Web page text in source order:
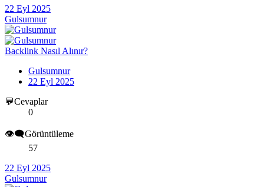
22 Eyl 2025
Gulsumnur
Backlink Nasıl Alınır?
Gulsumnur
22 Eyl 2025
💬Cevaplar
0
👁️‍🗨️Görüntüleme
57
22 Eyl 2025
Gulsumnur